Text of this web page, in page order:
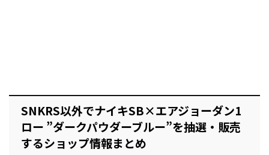
SNKRS以外でナイキSB×エアジョーダン1
ロー ”ダークパウダーブルー”を抽選・販売
するショップ情報まとめ